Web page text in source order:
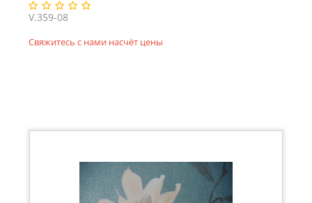
V.359-08
Свяжитесь с нами насчёт цены